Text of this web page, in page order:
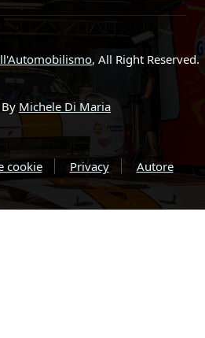
, All Right Reserved.
Michele Di Maria
cookie Privacy Autore